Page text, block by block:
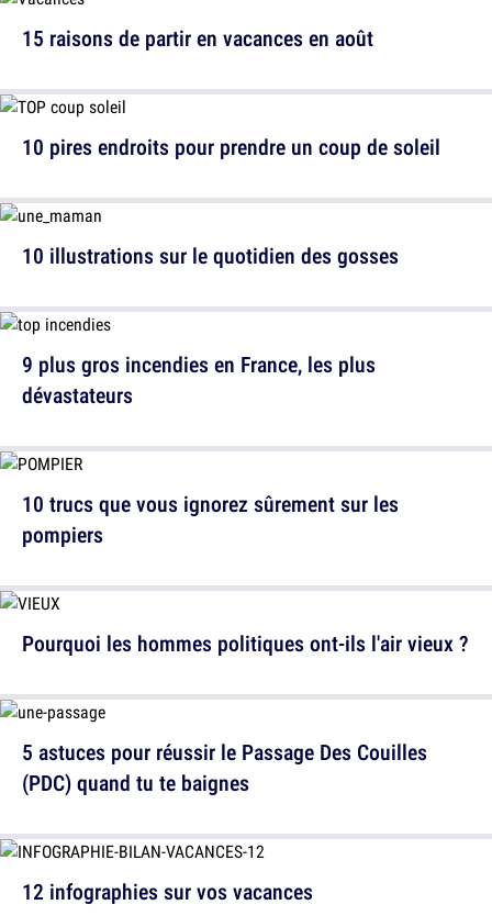
15 raisons de partir en vacances en août
10 illustrations sur le quotidien des gosses
10 trucs que vous ignorez sûrement sur les
pompiers
5 astuces pour réussir le Passage Des Couilles
(PDC) quand tu te baignes
10 pires endroits pour prendre un coup de soleil
9 plus gros incendies en France, les plus
dévastateurs
Pourquoi les hommes politiques ont-ils l'air vieux ?
12 infographies sur vos vacances